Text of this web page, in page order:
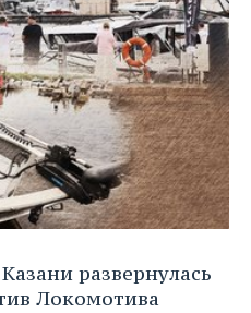
развернулась
Локомотива